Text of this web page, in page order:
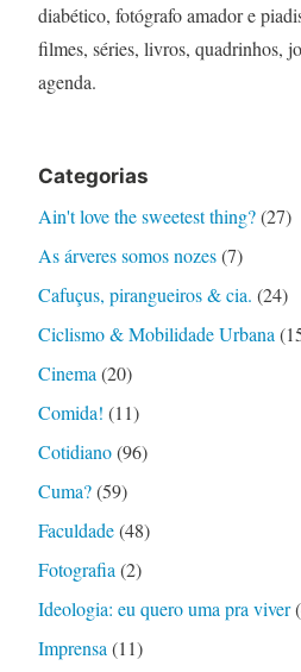
diabético, fotógrafo amador e
filmes, séries, livros, quadrinhos,
agenda.
Categorias
Ain't love the sweetest thing?(27)
As árveres somos nozes(7)
Cafuçus, pirangueiros & cia. (24)
Ciclismo & Mobilidade Urbana
Cinema (20)
Comida! (11)
Cotidiano(96)
Cuma?(59)
Faculdade(48)
Fotografia (2)
Ideologia: eu quero uma pra viver
Imprensa (11)